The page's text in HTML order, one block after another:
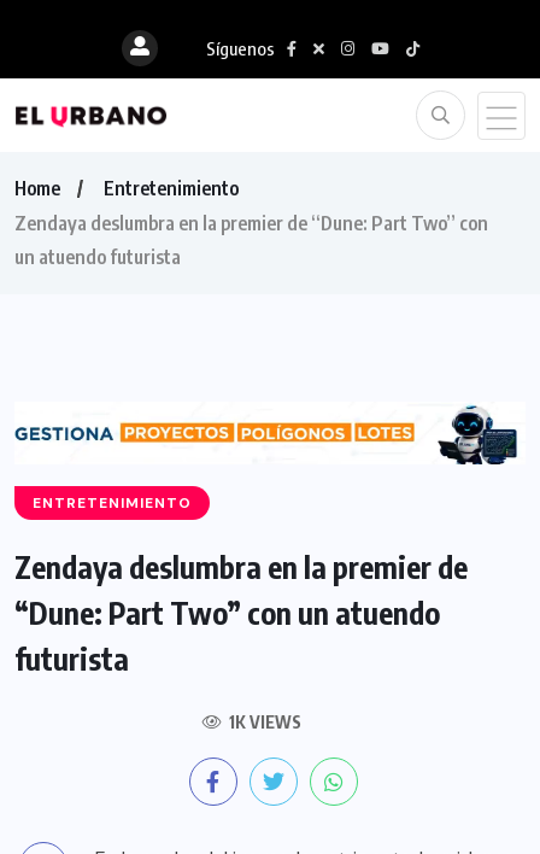
Síguenos
Home
Entretenimiento
Zendaya deslumbra en la premier de “Dune: Part Two” con
un atuendo futurista
ENTRETENIMIENTO
Zendaya deslumbra en la premier de
“Dune: Part Two” con un atuendo
futurista
1K VIEWS